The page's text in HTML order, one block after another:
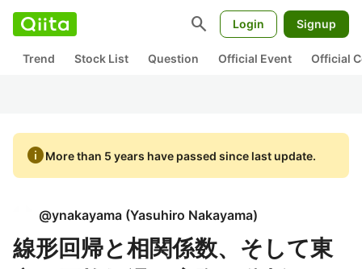
search Login Signup
Trend Stock List Question Official Event Official
infoMore than 5 years have passed since last update.
@ynakayama (Yasuhiro Nakayama)
線形回帰と相関係数、そして東